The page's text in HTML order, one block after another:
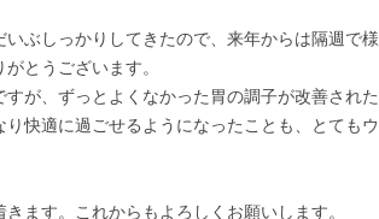
ぶしっかりしてきたので、来年からは隔週で様
とうございます。
が、ずっとよくなかった胃の調子が改善された
快適に過ごせるようになったことも、とてもウ
ます。これからもよろしくお願いします。